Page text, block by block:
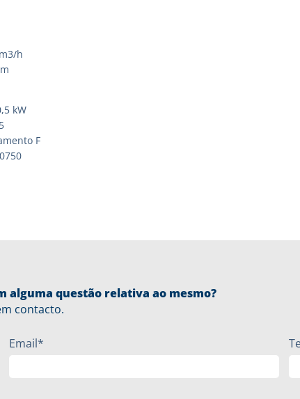
h
kW
F
alguma questão relativa ao mesmo?
contacto.
Email*